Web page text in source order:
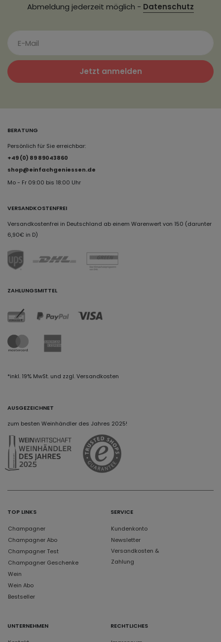
Abmeldung jederzeit möglich - Datenschutz
Jetzt anmelden
BERATUNG
Persönlich für Sie erreichbar:
+49 (0) 89 89043860
shop@einfachgeniessen.de
Mo - Fr 09:00 bis 18:00 Uhr
VERSANDKOSTENFREI
Versandkostenfrei in Deutschland ab einem Warenwert von 150 (darunter
6,90€ in D)
ZAHLUNGSMITTEL
*inkl. 19% MwSt. und zzgl. Versandkosten
AUSGEZEICHNET
zum besten Weinhändler des Jahres 2025!
TOP LINKS
Champagner
Champagner Abo
Champagner Test
Champagner Geschenke
Wein
Wein Abo
Bestseller
SERVICE
Kundenkonto
Newsletter
Versandkosten &
Zahlung
UNTERNEHMEN RECHTLICHES